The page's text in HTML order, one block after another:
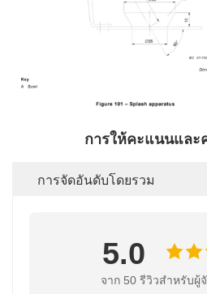
การให้คะแนนและ
การจัดอันดับโดยรวม
5.0
จาก 50 รีวิวสําหรับผู้